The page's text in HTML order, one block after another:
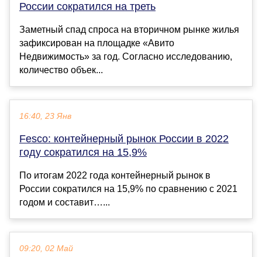
России сократился на треть
Заметный спад спроса на вторичном рынке жилья
зафиксирован на площадке «Авито
Недвижимость» за год. Согласно исследованию,
количество объек...
16:40, 23 Янв
Fesco: контейнерный рынок России в 2022
году сократился на 15,9%
По итогам 2022 года контейнерный рынок в
России сократился на 15,9% по сравнению с 2021
годом и составит…...
09:20, 02 Май